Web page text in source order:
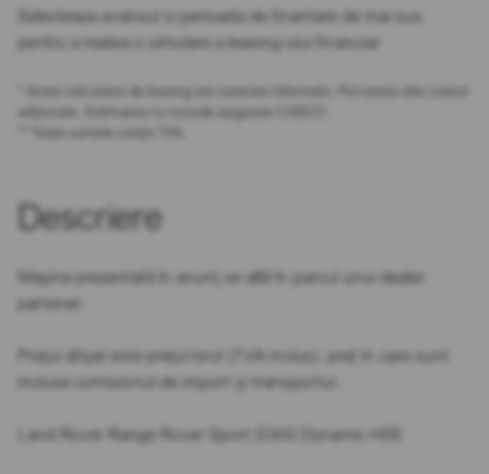
Selecteaza avansul si perioada de finantare de mai sus
pentru a realiza o simulare a leasing-ului financiar.
* Acest calculator de leasing are caracter informativ. Pot exista alte costuri
adiționale. Estimarea nu include asigurare CASCO.
** Toate sumele conțin TVA.
Descriere
Mașina prezentată în anunț se află în parcul unui dealer
partener.
Prețul afișat este prețul brut (TVA inclus), preț în care sunt
incluse comisionul de import și transportul.
Land Rover Range Rover Sport D300 Dynamic HSE